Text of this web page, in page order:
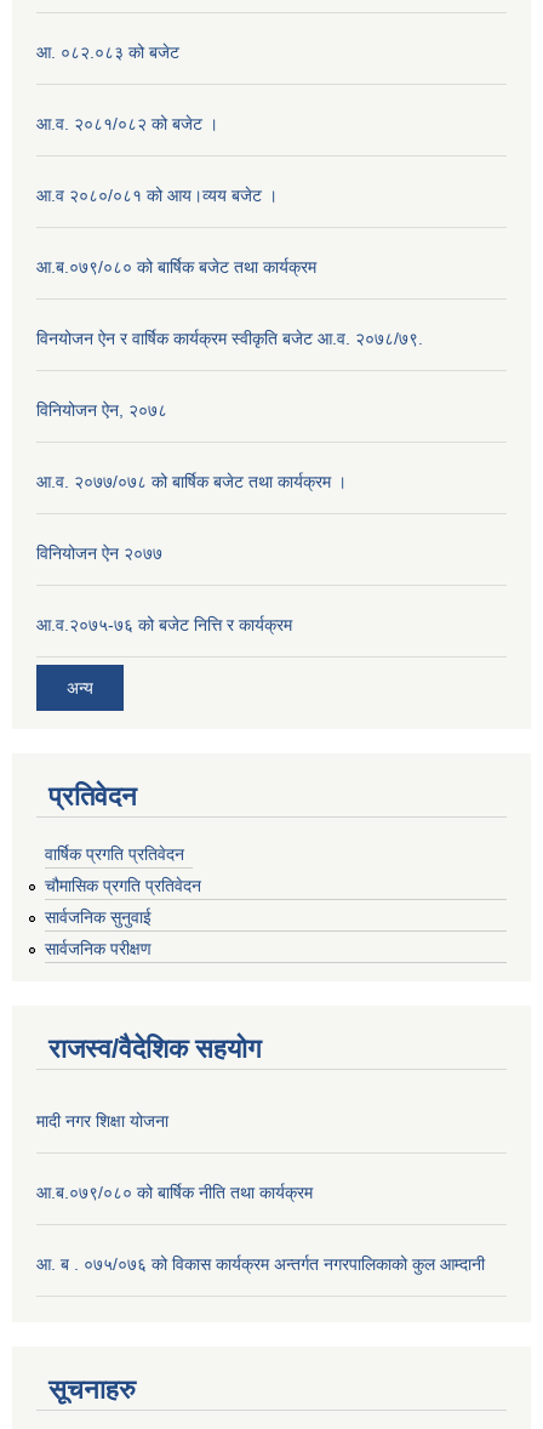
आ. ०८२.०८३ को बजेट
आ.व. २०८१/०८२ को बजेट ।
आ.व २०८०/०८१ को आय।व्यय बजेट ।
आ.ब.०७९/०८० को बार्षिक बजेट तथा कार्यक्रम
विनयोजन ऐन र वार्षिक कार्यक्रम स्वीकृति बजेट आ.व. २०७८/७९.
विनियोजन ऐन, २०७८
आ.व. २०७७/०७८ को बार्षिक बजेट तथा कार्यक्रम ।
विनियोजन ऐन २०७७
आ.व.२०७५-७६ को बजेट नित्ति र कार्यक्रम
अन्य
प्रतिवेदन
वार्षिक प्रगति प्रतिवेदन
चौमासिक प्रगति प्रतिवेदन
सार्वजनिक सुनुवाई
सार्वजनिक परीक्षण
राजस्व/वैदेशिक सहयोग
मादी नगर शिक्षा योजना
आ.ब.०७९/०८० को बार्षिक नीति तथा कार्यक्रम
आ. ब . ०७५/०७६ को विकास कार्यक्रम अन्तर्गत नगरपालिकाको कुल आम्दानी
सूचनाहरु